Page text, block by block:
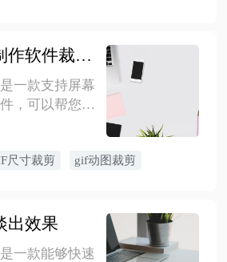
使用闪电GIF制作软件裁剪GIF尺寸
一款支持屏幕
，可以帮您制
。处理GIF动
下来，在这里
尺寸裁剪 gif动图裁剪
出效果
一款能够快速